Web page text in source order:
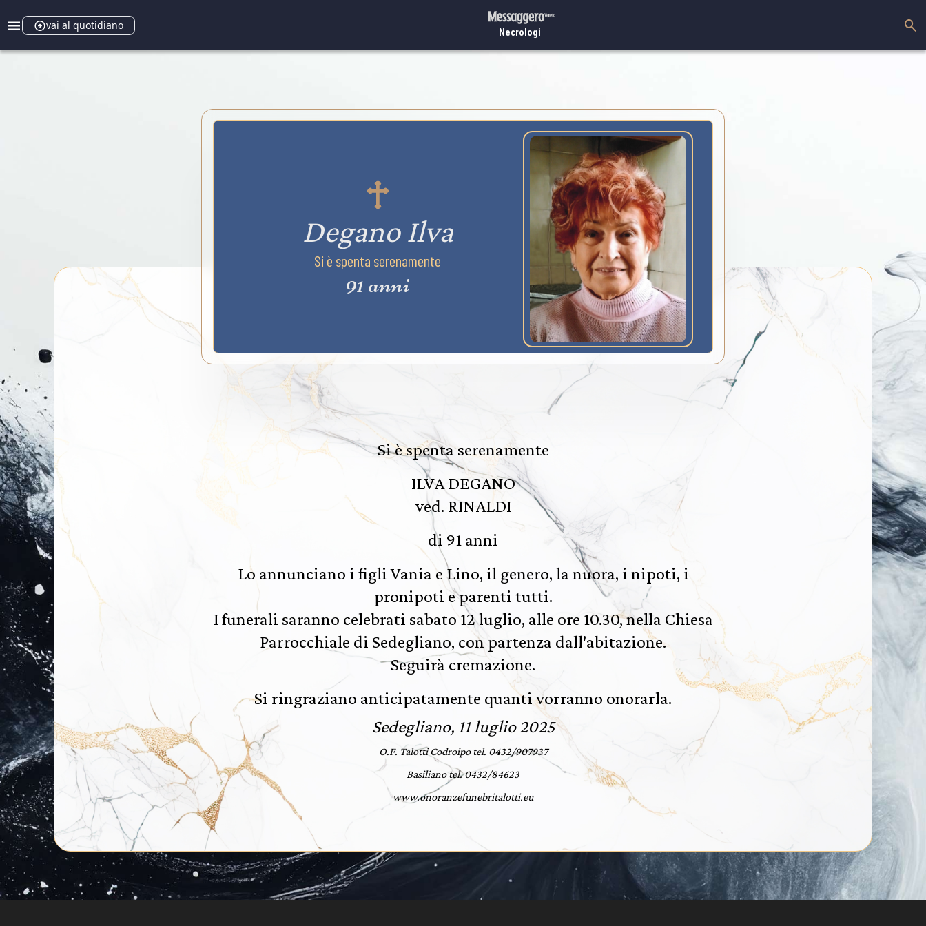
vai al quotidiano
Necrologi
Degano Ilva
Si è spenta serenamente
91 anni
Si è spenta serenamente
ILVA DEGANO
ved. RINALDI
di 91 anni
Lo annunciano i figli Vania e Lino, il genero, la nuora, i nipoti, i
pronipoti e parenti tutti.
I funerali saranno celebrati sabato 12 luglio, alle ore 10.30, nella Chiesa
Parrocchiale di Sedegliano, con partenza dall'abitazione.
Seguirà cremazione.
Si ringraziano anticipatamente quanti vorranno onorarla.
Sedegliano, 11 luglio 2025
O.F. Talotti Codroipo tel. 0432/907937
Basiliano tel. 0432/84623
www.onoranzefunebritalotti.eu